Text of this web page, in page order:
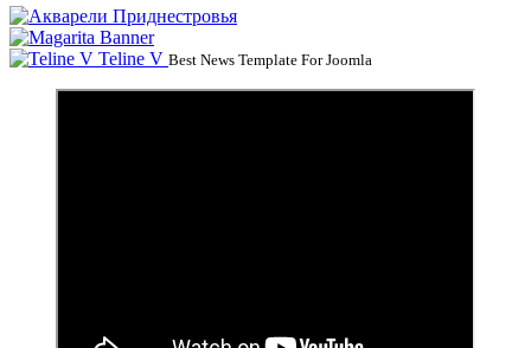
Teline V Best News Template For Joomla